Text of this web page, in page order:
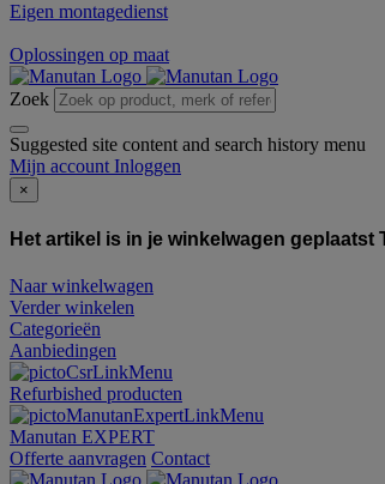
Eigen montagedienst
Oplossingen op maat
Zoek
Suggested site content and search history menu
Mijn account Inloggen
×
Het artikel is in je winkelwagen geplaatst
Naar winkelwagen
Verder winkelen
Categorieën
Aanbiedingen
Refurbished producten
Manutan EXPERT
Offerte aanvragen Contact